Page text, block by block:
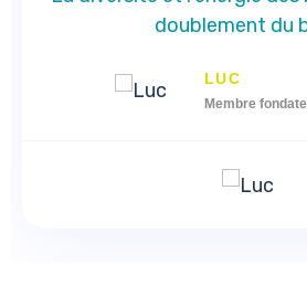
doublement du
LUC
Membre